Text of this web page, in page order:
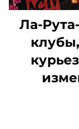
Ла-